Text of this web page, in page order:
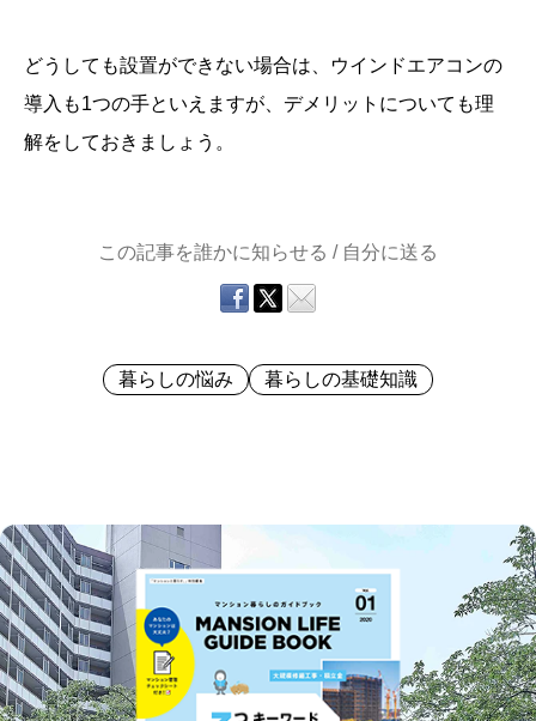
どうしても設置ができない場合は、ウインドエアコンの
導入も1つの手といえますが、デメリットについても理
解をしておきましょう。
この記事を誰かに知らせる / 自分に送る
暮らしの悩み 暮らしの基礎知識